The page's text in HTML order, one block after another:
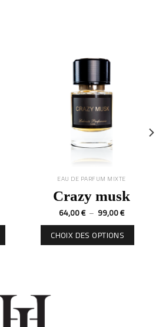
EAU DE PARFUM MIXTE
Crazy musk
64,00€ – 99,00€
CHOIX DES OPTIONS